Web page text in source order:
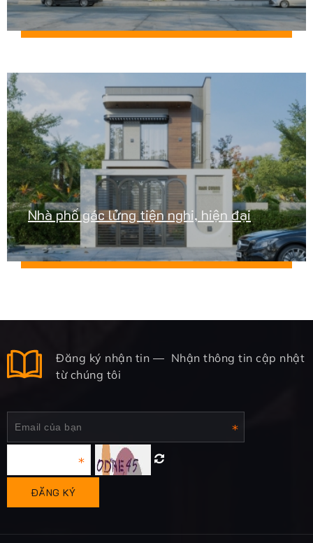
Nhà phố gác lửng tiện nghi, hiện đại
Đăng ký nhận tin
Nhận thông tin cập nhật
từ chúng tôi